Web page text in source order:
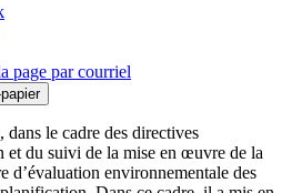
page par courriel
dans le cadre des directives
et du suivi de la mise en œuvre de la
d’évaluation environnementale des